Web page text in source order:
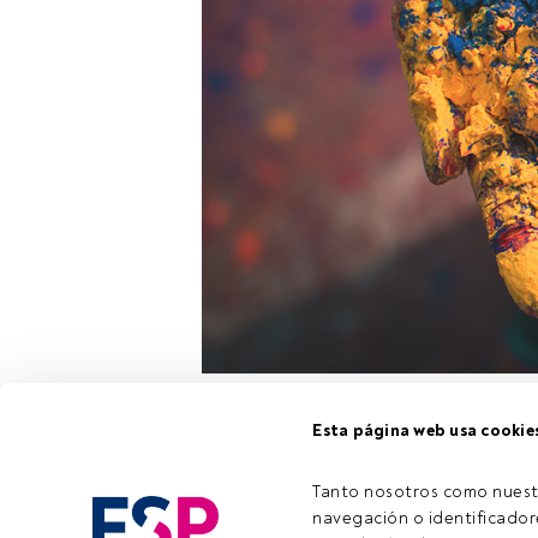
Esta página web usa
Tanto nosotros como
navegación o
UTI
Jagwani ,
head of